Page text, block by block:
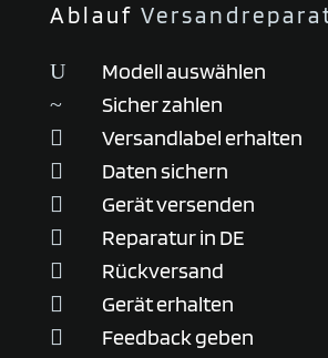
Ablauf
U Modell auswählen
~ Sicher zahlen
 Versandlabel erhalten
 Daten sichern
 Gerät versenden
 Reparatur in DE
 Rückversand
 Gerät erhalten
 Feedback geben